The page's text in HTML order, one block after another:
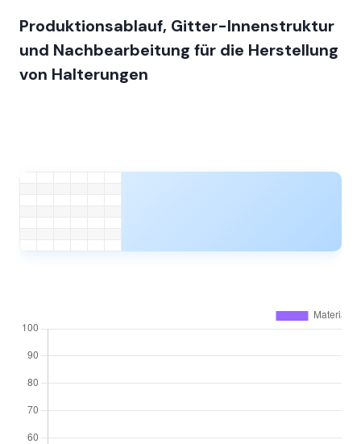
Produktionsablauf, Gitter-Innenstruktur
und Nachbearbeitung für die Herstellung
von Halterungen